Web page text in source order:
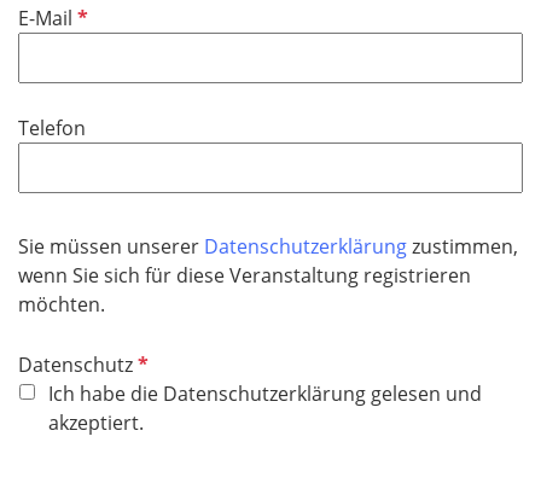
c
t
e
d
E-Mail P
l
c
t
e
l
d
Telefon
Sie müssen unserer Datenschutzerklärungzustimmen,
wenn Sie sich für diese Veranstaltung registrieren
möchten.
DatenschutzP
f
l
Ich habe die Datenschutzerklärung gelesen und
akzeptiert.